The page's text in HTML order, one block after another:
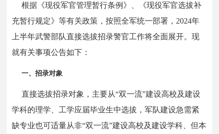
根据《现役军官管理暂行条例》、《现役军官选拔补
充暂行规定》等有关政策，按照全军统一部署，2024年
上半年武警部队直接选拔招录警官工作将全面展开。现
就有关事项公告如下：
一、招录对象
直接选拔招录对象，主要从“双一流”建设高校及建设
学科的理学、工学应届毕业生中选拔，军队建设急需紧
缺专业也可适量从非“双一流”建设高校及建设学科、但本